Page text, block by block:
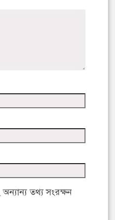
তথ্য সংরক্ষন